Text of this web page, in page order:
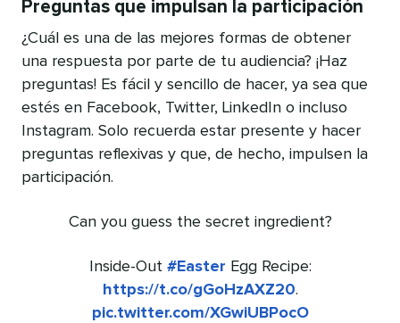
Preguntas que impulsan la participación
¿Cuál es una de las mejores formas de obtener
una respuesta por parte de tu audiencia? ¡Haz
preguntas! Es fácil y sencillo de hacer, ya sea que
estés en Facebook, Twitter, LinkedIn o incluso
Instagram. Solo recuerda estar presente y hacer
preguntas reflexivas y que, de hecho, impulsen la
participación.
Can you guess the secret ingredient?
Inside-Out #Easter Egg Recipe:
https://t.co/gGoHzAXZ20.
pic.twitter.com/XGwiUBPocO